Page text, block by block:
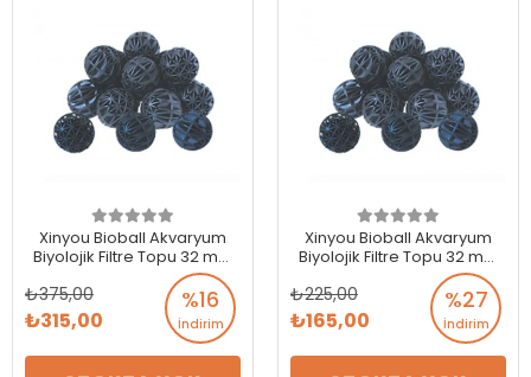
Xinyou Bioball Akvaryum
Biyolojik Filtre Topu 32 mm
%16
İndirim
375,00
315,00
Xinyou Bioball Akvaryum
Biyolojik Filtre Topu 32 mm
%27
İndirim
225,00
165,00